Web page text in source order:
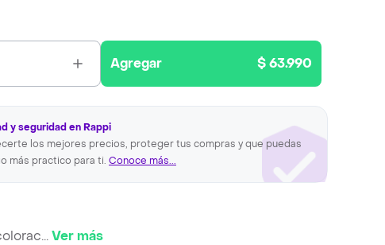
Agregar $ 63.990
y seguridad en Rappi
los mejores precios, proteger tus compras y que puedas
más practico para ti. Conoce más...
...Ver más